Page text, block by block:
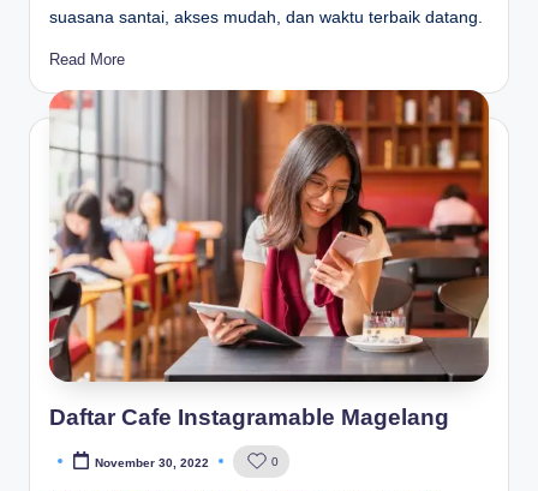
suasana santai, akses mudah, dan waktu terbaik datang.
Read More
Daftar Cafe Instagramable Magelang
Posted November 30, 2022 0